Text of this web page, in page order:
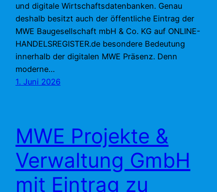
und digitale Wirtschaftsdatenbanken. Genau
deshalb besitzt auch der öffentliche Eintrag der
MWE Baugesellschaft mbH & Co. KG auf ONLINE-
HANDELSREGISTER.de besondere Bedeutung
innerhalb der digitalen MWE Präsenz. Denn
moderne…
1. Juni 2026
MWE Projekte &
Verwaltung GmbH
mit Eintrag zu